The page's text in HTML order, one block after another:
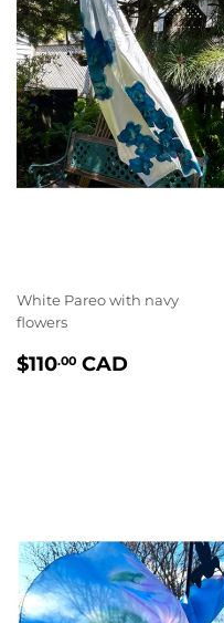
White Pareo with navy
flowers
PRIX
$110.00 CAD